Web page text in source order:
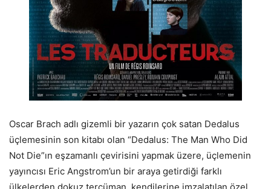
Oscar Brach adlı gizemli bir yazarın çok satan Dedalus
üçlemesinin son kitabı olan “Dedalus: The Man Who Did
Not Die”ın eşzamanlı çevirisini yapmak üzere, üçlemenin
yayıncısı Eric Angstrom’un bir araya getirdiği farklı